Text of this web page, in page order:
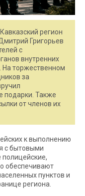
регион
Григорьев
с
внутренних
На торжественном
за
подарки. Также
от членов их
к выполнению
с бытовыми
обеспечивают
пунктов и
региона.